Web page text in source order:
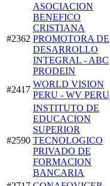
#2362
ASOCIACION
BENEFICO
CRISTIANA
PROMOTORA DE
DESARROLLO
INTEGRAL - ABC
PRODEIN
#2417
WORLD VISION
PERU - WV PERU
#2590
INSTITUTO DE
EDUCACION
SUPERIOR
TECNOLOGICO
PRIVADO DE
FORMACION
BANCARIA